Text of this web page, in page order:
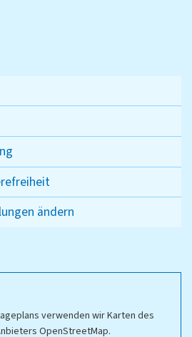
ändern
verwenden wir Karten des
OpenStreetMap.